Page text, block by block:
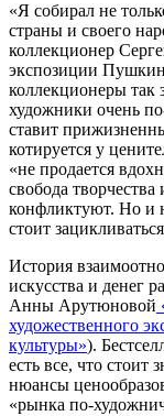
«Я собирал не
страны и своего
коллекционер
экспозиции
коллекционеры так
художники очень
ставит
котируется у
«не продается
свобода
конфликтуют. Но и
стоит
История
искусства и денег
Анны Арутюновой
художественного
культуры»).
есть все, что стоит
нюансы
«рынка по-